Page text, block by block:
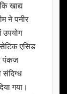
खाद्य
ने पनीर
उपयोग
एसिड
पंकज
संदिग्ध
गया।